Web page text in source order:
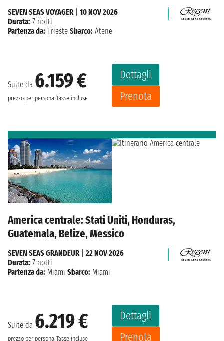
Suite da 6.159 €
prezzo per persona Tasse incluse
Dettagli
Prenota
SEVEN SEAS VOYAGER| 10 NOV 2026
Durata: 7 notti
Partenza da: Trieste Sbarco: Atene
America centrale: Stati Uniti, Honduras,
Guatemala, Belize, Messico
Suite da 6.219 €
prezzo per persona Tasse incluse
Dettagli
Prenota
SEVEN SEAS GRANDEUR
22 NOV 2026
Durata: 7 notti
Partenza da: Miami Sbarco: Miami